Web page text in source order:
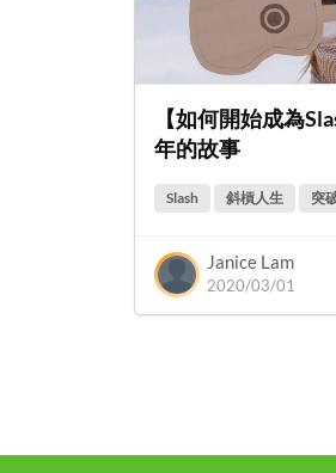
【如何開始成為
年的故事
Slash 斜槓人生 突
Janice Lam
2020/03/01